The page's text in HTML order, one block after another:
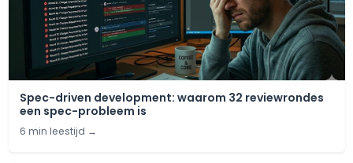
Spec-driven development: waarom 32 reviewrondes
een spec-probleem is
6 min leestijd →